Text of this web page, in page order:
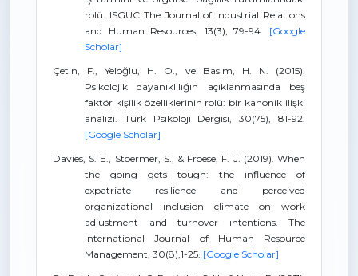
rolü. ISGUC The Journal of Industrial Relations
and Human Resources, 13(3), 79-94. [Google
Scholar]
Çetin, F., Yeloğlu, H. O., ve Basım, H. N. (2015).
Psikolojik dayanıklılığın açıklanmasında beş
faktör kişilik özelliklerinin rolü: bir kanonik ilişki
analizi. Türk Psikoloji Dergisi, 30(75), 81-92.
[Google Scholar]
Davies, S. E., Stoermer, S., & Froese, F. J. (2019). When
the going gets tough: the ınfluence of
expatriate resilience and perceived
organizational ınclusion climate on work
adjustment and turnover ıntentions. The
International Journal of Human Resource
Management, 30(8),1-25. [Google Scholar]